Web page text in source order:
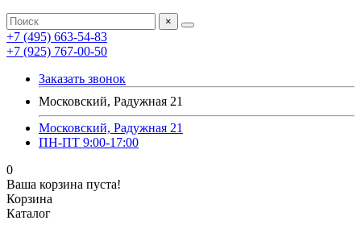
×
+7 (495) 663-54-83
+7 (925) 767-00-50
Заказать звонок
Московский, Радужная 21
Московский, Радужная 21
ПН-ПТ 9:00-17:00
0
Ваша корзина пуста!
Корзина
Каталог